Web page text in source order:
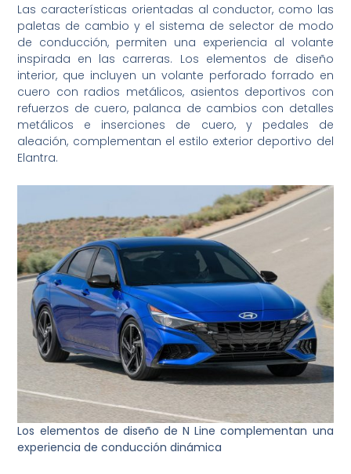
Las características orientadas al conductor, como las
paletas de cambio y el sistema de selector de modo
de conducción, permiten una experiencia al volante
inspirada en las carreras. Los elementos de diseño
interior, que incluyen un volante perforado forrado en
cuero con radios metálicos, asientos deportivos con
refuerzos de cuero, palanca de cambios con detalles
metálicos e inserciones de cuero, y pedales de
aleación, complementan el estilo exterior deportivo del
Elantra.
Los elementos de diseño de N Line complementan una
experiencia de conducción dinámica